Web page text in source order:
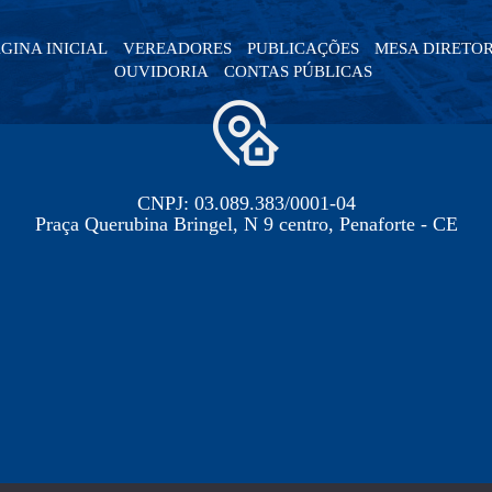
INICIAL VEREADORES PUBLICAÇÕES
MESA
OUVIDORIA
CONTAS PÚBLICAS
CNPJ: 03.089.383/0001-04
Praça Querubina Bringel, N 9 centro, Penaforte - CE